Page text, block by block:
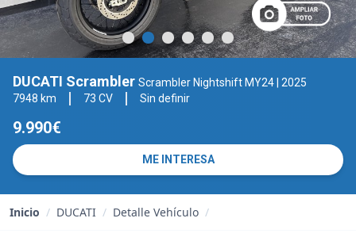
DUCATI Scrambler Scrambler Nightshift MY24 | 2025
7948 km
73 CV Sin definir
9.990€
ME INTERESA
Inicio / DUCATI / Detalle Vehículo /